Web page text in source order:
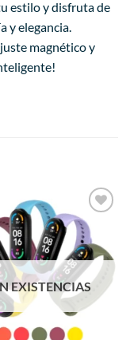
estilo y disfruta de
y elegancia.
magnético y
Añadir
lista de
deseos
EXISTENCIAS